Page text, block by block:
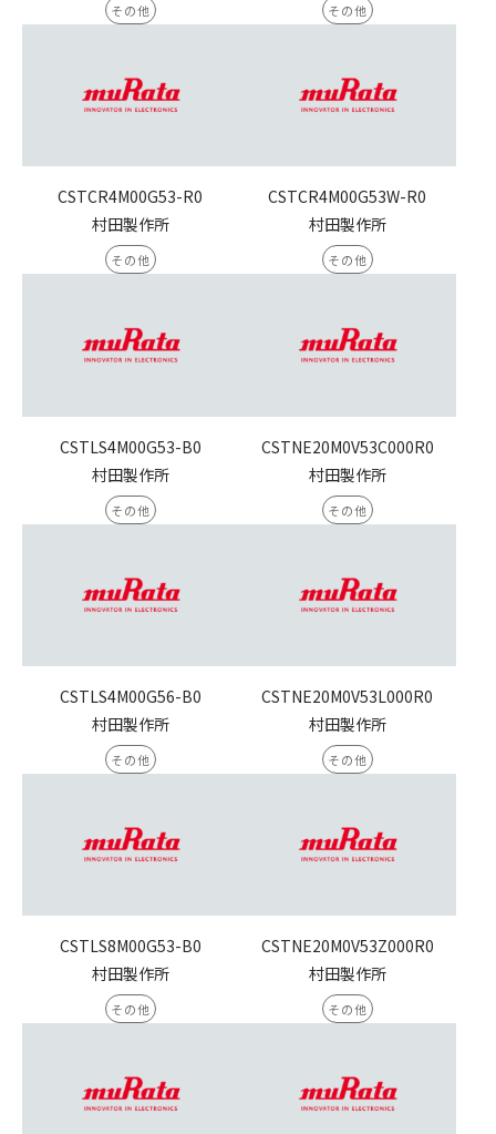
その他 その他
CSTCR4M00G53-R0
村田製作所
その他
CSTCR4M00G53W-R0
村田製作所
その他
CSTLS4M00G53-B0
村田製作所
その他
CSTNE20M0V53C000R0
村田製作所
その他
CSTLS4M00G56-B0
村田製作所
その他
CSTNE20M0V53L000R0
村田製作所
その他
CSTLS8M00G53-B0
村田製作所
その他
CSTNE20M0V53Z000R0
村田製作所
その他